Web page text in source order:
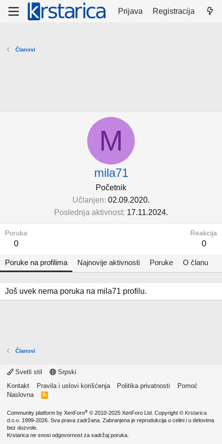
Prijava Registracija
Članovi
M
mila71
Početnik
Učlanjen 02.09.2020.
Poslednja aktivnost 17.11.2024.
Poruka
0
Reakcija
0
Poruke na profilima Najnovije aktivnosti Poruke O članu
Još uvek nema poruka na mila71 profilu.
Članovi
Svetli stil
Srpski
Kontakt
Pravila i uslovi korišćenja Politika privatnosti
Pomoć
Naslovna
R
Community platform by XenForo® © 2010-2025 XenForo Ltd. Copyright © Krstarica
d.o.o. 1999-2026. Sva prava zadržana. Zabranjena je reprodukcija u celini i u delovima
bez dozvole.
Krstarica ne snosi odgovornost za sadržaj poruka.